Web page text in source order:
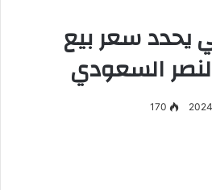
يحدد سعر بيع
السعودي
170